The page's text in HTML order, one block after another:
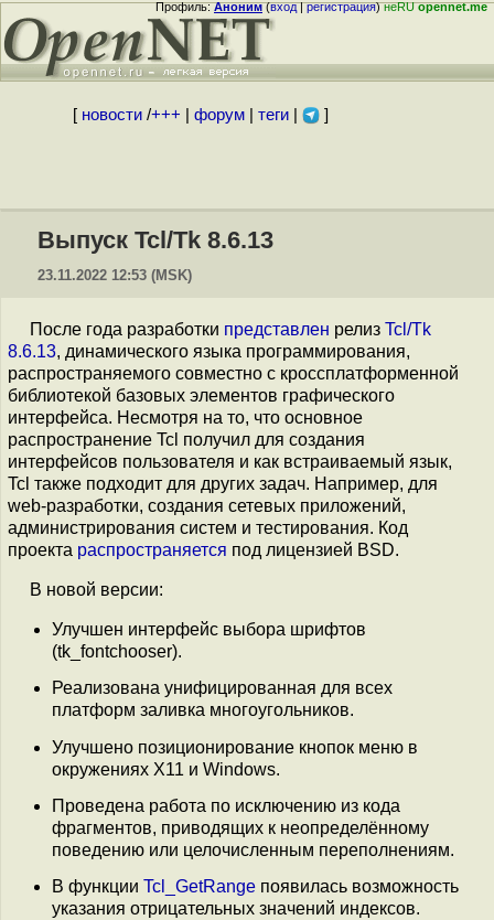
Профиль:Аноним(вход|регистрация)неRUopennet.me
[ новости/+++ форум| теги| ]
Выпуск Tcl/Tk 8.6.13
23.11.2022 12:53 (MSK)
После года разработки представлен релиз Tcl/Tk
8.6.13, динамического языка программирования,
распространяемого совместно с кроссплатформенной
библиотекой базовых элементов графического
интерфейса. Несмотря на то, что основное
распространение Tcl получил для создания
интерфейсов пользователя и как встраиваемый язык,
Tcl также подходит для других задач. Например, для
web-разработки, создания сетевых приложений,
администрирования систем и тестирования. Код
проекта распространяется под лицензией BSD.
В новой версии:
Улучшен интерфейс выбора шрифтов
(tk_fontchooser).
Реализована унифицированная для всех
платформ заливка многоугольников.
Улучшено позиционирование кнопок меню в
окружениях X11 и Windows.
Проведена работа по исключению из кода
фрагментов, приводящих к неопределённому
поведению или целочисленным переполнениям.
В функции Tcl_GetRange появилась возможность
указания отрицательных значений индексов.